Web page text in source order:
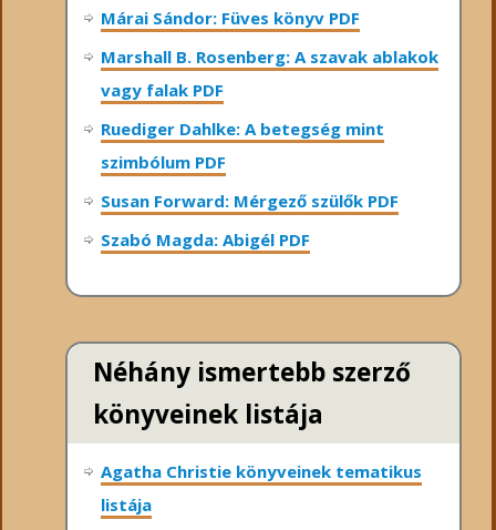
Márai Sándor: Füves könyv PDF
Marshall B. Rosenberg: A szavak ablakok
vagy falak PDF
Ruediger Dahlke: A betegség mint
szimbólum PDF
Susan Forward: Mérgező szülők PDF
Szabó Magda: Abigél PDF
Néhány ismertebb szerző
könyveinek listája
Agatha Christie könyveinek tematikus
listája